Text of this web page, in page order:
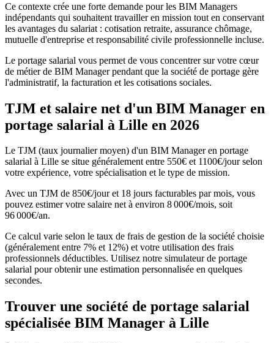
Ce contexte crée une forte demande pour les BIM Managers
indépendants qui souhaitent travailler en mission tout en conservant
les avantages du salariat : cotisation retraite, assurance chômage,
mutuelle d'entreprise et responsabilité civile professionnelle incluse.
Le portage salarial vous permet de vous concentrer sur votre cœur
de métier de BIM Manager pendant que la société de portage gère
l'administratif, la facturation et les cotisations sociales.
TJM et salaire net d'un BIM Manager en
portage salarial à Lille en 2026
Le TJM (taux journalier moyen) d'un BIM Manager en portage
salarial à Lille se situe généralement entre 550€ et 1100€/jour selon
votre expérience, votre spécialisation et le type de mission.
Avec un TJM de 850€/jour et 18 jours facturables par mois, vous
pouvez estimer votre salaire net à environ 8 000€/mois, soit
96 000€/an.
Ce calcul varie selon le taux de frais de gestion de la société choisie
(généralement entre 7% et 12%) et votre utilisation des frais
professionnels déductibles. Utilisez notre simulateur de portage
salarial pour obtenir une estimation personnalisée en quelques
secondes.
Trouver une société de portage salarial
spécialisée BIM Manager à Lille